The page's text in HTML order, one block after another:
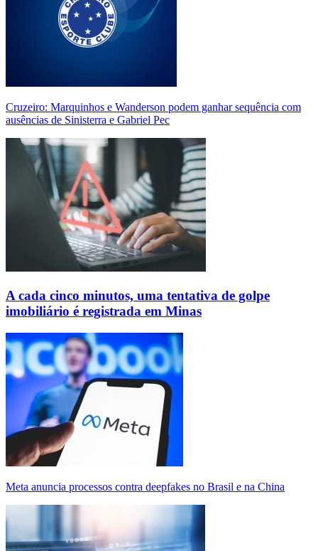
Cruzeiro: Marquinhos e Wanderson podem ganhar sequência com
ausências de Sinisterra e Gabriel Pec
A cada cinco minutos, uma tentativa de golpe
imobiliário é registrada em Minas
Meta anuncia processos contra deepfakes no Brasil e na China